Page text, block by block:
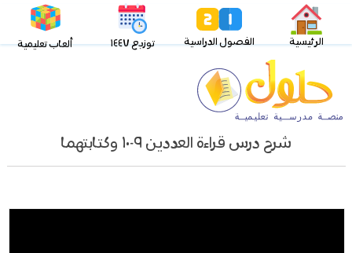
الرئيسية الفصول الدراسية توزيع ١٤٤٧ ألعاب تعليمية
شرح درس قراءة العددين ٩-١٠ وكتابتهما